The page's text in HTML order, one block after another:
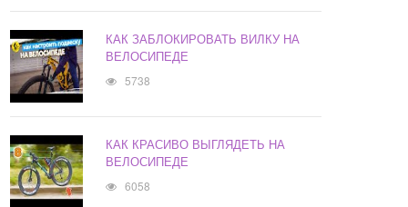
КАК ЗАБЛОКИРОВАТЬ ВИЛКУ НА
ВЕЛОСИПЕДЕ
5738
КАК КРАСИВО ВЫГЛЯДЕТЬ НА
ВЕЛОСИПЕДЕ
6058